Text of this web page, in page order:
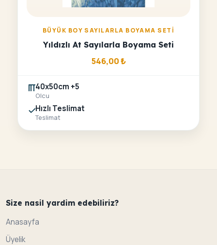
BÜYÜK BOY SAYILARLA BOYAMA SETI
Yıldızlı At Sayılarla Boyama Seti
546,00₺
40x50cm +5
Olcu
Hızlı Teslimat
Teslimat
Size nasil yardim edebiliriz?
Anasayfa
Üyelik